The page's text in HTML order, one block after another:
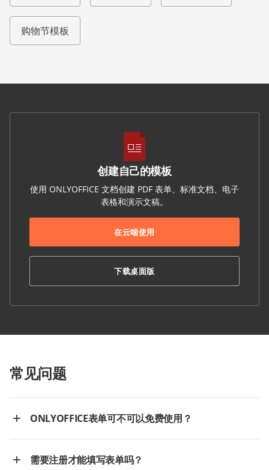
购物节模板
创建自己的模板
使用 ONLYOFFICE 文档创建 PDF 表单、标准文档、电子
表格和演示文稿。
在云端使用
下载桌面版
常见问题
ONLYOFFICE表单可不可以免费使用？
需要注册才能填写表单吗？